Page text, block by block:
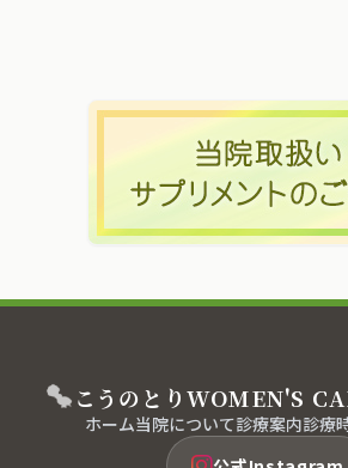
こうのとりWOMEN'S
ホーム当院について診療案内診療